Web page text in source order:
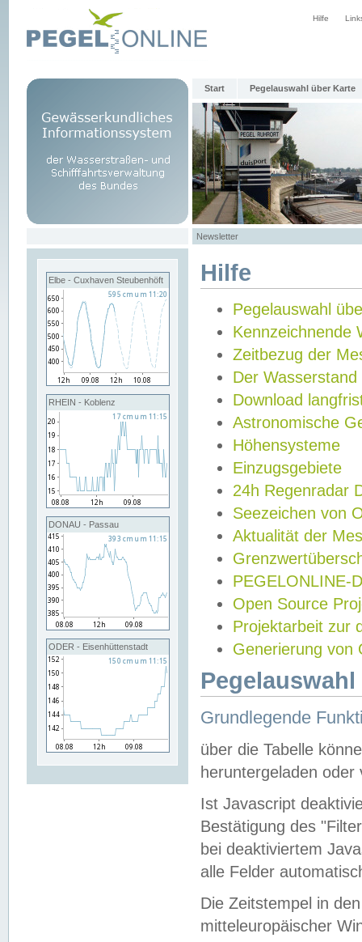
Hilfe
Start Pegelauswahl über Karte
Newsletter
Elbe - Cuxhaven Steubenhöft
RHEIN - Koblenz
DONAU - Passau
ODER - Eisenhüttenstadt
Hilfe
Pegelauswahl
Kennzeichnende
Zeitbezug der
Der Wasserstand
Download
Astronomische
Höhensysteme
Einzugsgebiete
24h Regenradar
Seezeichen von
Aktualität der
PEGELONLINE-
Open Source
Projektarbeit zur
Generierung von
Grundlegende
über die Tabelle
heruntergeladen oder
Ist Javascript
Bestätigung des
bei deaktiviertem
alle Felder
Die Zeitstempel in
mitteleuropäischer